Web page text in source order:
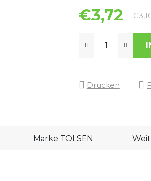
€3,72
Drucken
Marke TOLSEN